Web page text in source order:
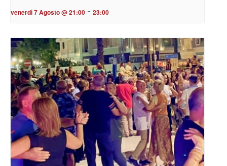
venerdì 7 Agosto @ 21:00 - 23:00